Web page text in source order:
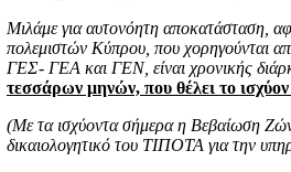
Μιλάμε για αυτονόητη αποκατάσταση,
πολεμιστών Κύπρου, που χορηγούνται
ΓΕΣ- ΓΕΑ και ΓΕΝ, είναι χρονικής
τεσσάρων μηνών, που θέλει το
(Με τα ισχύοντα σήμερα η Βεβαίωση
δικαιολογητικό του ΤΙΠΟΤΑ για την